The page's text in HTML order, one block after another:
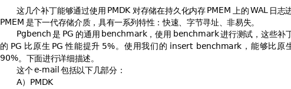
这几个补丁能够通过使用  对存储在持久 化内存  上的  日志
 是下一代存储介质，具有一系列特性：快速、字节寻址、非易失。
 是  的通 用 ，使 用  进行测试，这些补
的  比 原 生  性能提升  。 使 用我们 的   ， 能够 比 原
。下面进行详细描述。
这个  包括以下几部分：
）
